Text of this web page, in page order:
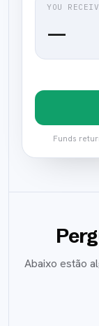
YOU
—
Funds
Abaixo estão